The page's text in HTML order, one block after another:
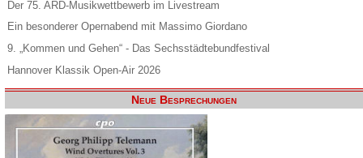
Der 75. ARD-Musikwettbewerb im Livestream
Ein besonderer Opernabend mit Massimo Giordano
9. „Kommen und Gehen“ - Das Sechsstädtebundfestival
Hannover Klassik Open-Air 2026
Neue Besprechungen